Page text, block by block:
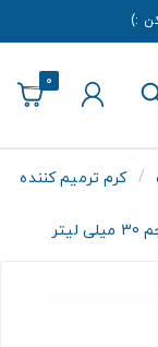
:)
0
کرم ترمیم کننده